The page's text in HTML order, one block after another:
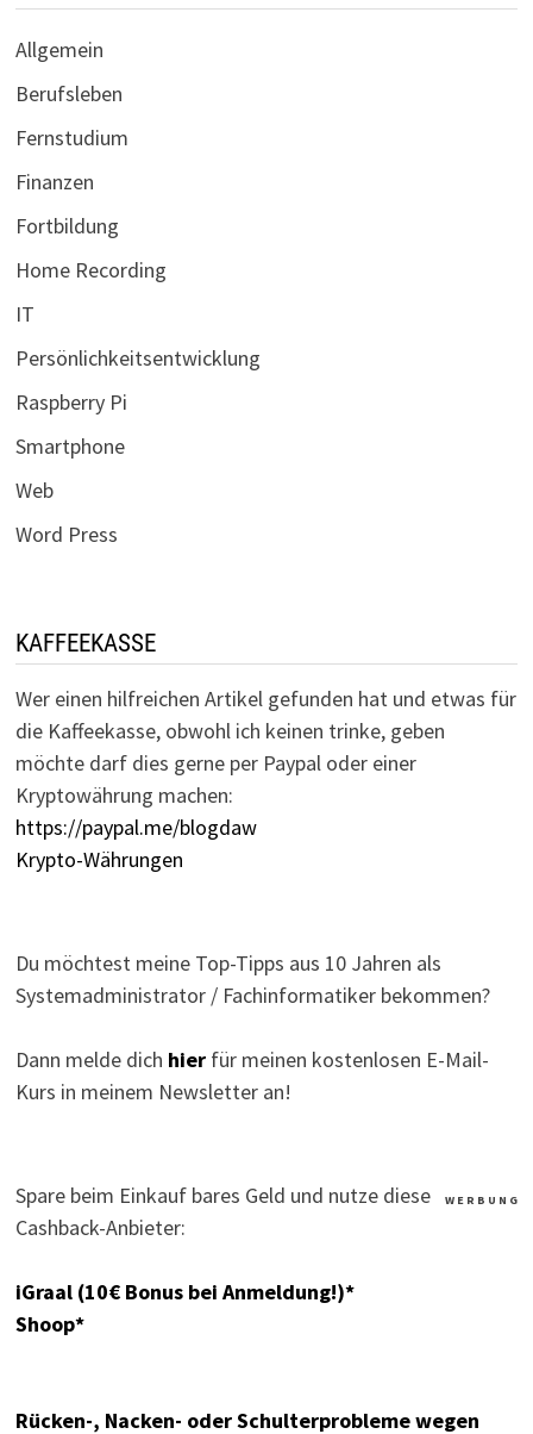
Allgemein
Berufsleben
Fernstudium
Finanzen
Fortbildung
Home Recording
IT
Persönlichkeitsentwicklung
Raspberry Pi
Smartphone
Web
Word Press
KAFFEEKASSE
Wer einen hilfreichen Artikel gefunden hat und etwas für
die Kaffeekasse, obwohl ich keinen trinke, geben
möchte darf dies gerne per Paypal oder einer
Kryptowährung machen:
https://paypal.me/blogdaw
Krypto-Währungen
Du möchtest meine Top-Tipps aus 10 Jahren als
Systemadministrator / Fachinformatiker bekommen?
Dann melde dich hierfür meinen kostenlosen E-Mail-
Kurs in meinem Newsletter an!
W E R B U N G
Spare beim Einkauf bares Geld und nutze diese
Cashback-Anbieter:
iGraal (10€ Bonus bei Anmeldung!)*
Shoop*
Rücken-, Nacken- oder Schulterprobleme wegen